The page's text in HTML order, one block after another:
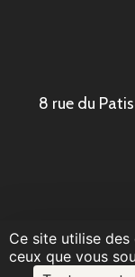
8 rue du Patis
Ce site utilise
ceux que vous